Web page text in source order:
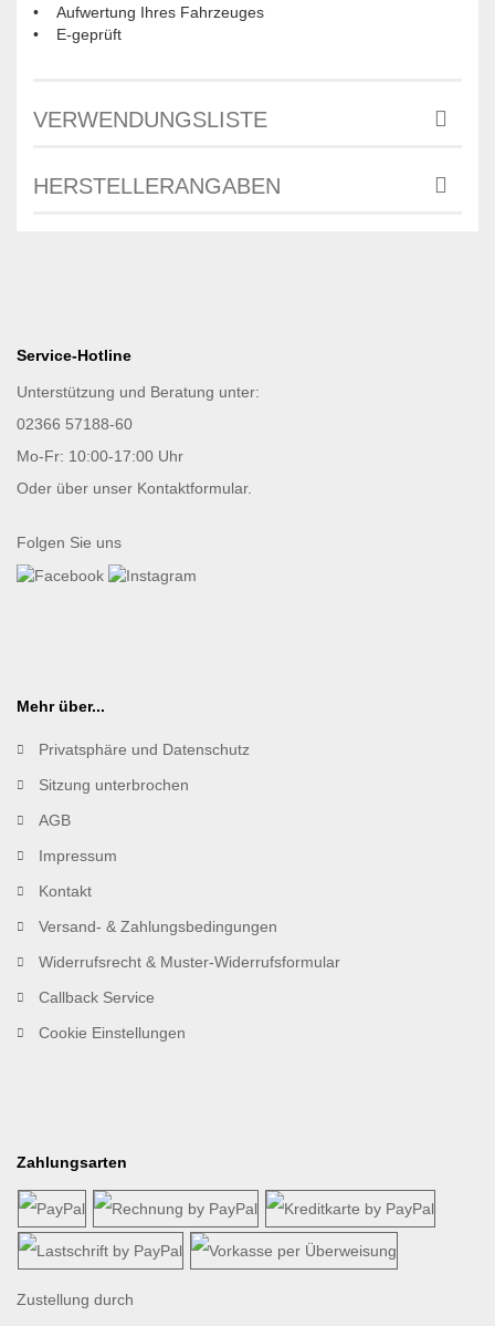
• Aufwertung Ihres Fahrzeuges
• E-geprüft
VERWENDUNGSLISTE
HERSTELLERANGABEN
Service-Hotline
Unterstützung und Beratung unter:
02366 57188-60
Mo-Fr: 10:00-17:00 Uhr
Oder über unser Kontaktformular.
Folgen Sie uns
Mehr über...
Privatsphäre und Datenschutz
Sitzung unterbrochen
AGB
Impressum
Kontakt
Versand- & Zahlungsbedingungen
Widerrufsrecht & Muster-Widerrufsformular
Callback Service
Cookie Einstellungen
Zahlungsarten
Zustellung durch